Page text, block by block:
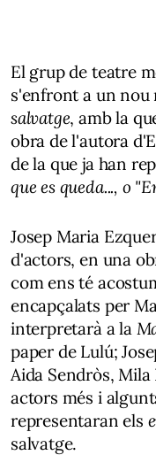
El grup de teatre
s'enfront a un nou
salvatge, amb la
obra de l'autora
de la que ja han
que es queda..., o
Josep Maria
d'actors, en una
com ens té
encapçalats per
interpretarà a la
paper de Lulú;
Aida Sendròs,
actors més i
representaran els
salvatge.